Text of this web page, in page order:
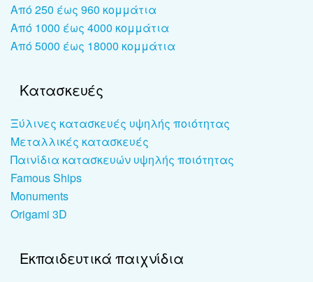
Από 250 έως 960 κομμάτια
Από 1000 έως 4000 κομμάτια
Από 5000 έως 18000 κομμάτια
Κατασκευές
Ξύλινες κατασκευές υψηλής ποιότητας
Μεταλλικές κατασκευές
Παινίδια κατασκευών υψηλής ποιότητας
Famous Ships
Monuments
Origami 3D
Εκπαιδευτικά παιχνίδια